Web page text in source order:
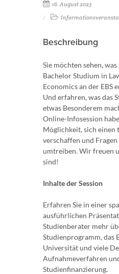
16. August 2023
Beschreibung
Sie möchten sehen,
Bachelor Studium in
Economics an der EBS
Und erfahren, was das
etwas Besonderem
Online-Infosession
Möglichkeit, sich einen
verschaffen und Fragen
umtreiben. Wir freuen
sind!
Inhalte der Session
Erfahren Sie in einer
ausführlichen
Studienberater mehr
Studienprogramm, das
Universität und viele
Aufnahmeverfahren
Studienfinanzierung.